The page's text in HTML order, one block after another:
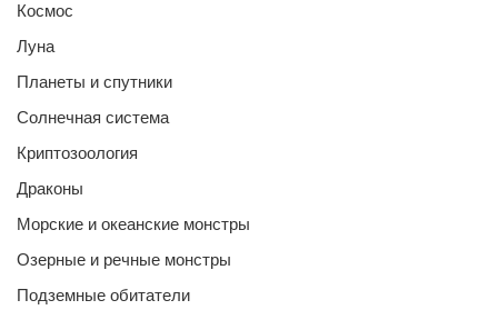
Космос
Луна
Планеты и спутники
Солнечная система
Криптозоология
Драконы
Морские и океанские монстры
Озерные и речные монстры
Подземные обитатели